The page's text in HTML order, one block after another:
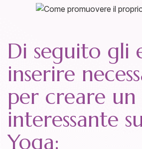
Di seguito gli
inserire
per creare
interessante
Yoga: